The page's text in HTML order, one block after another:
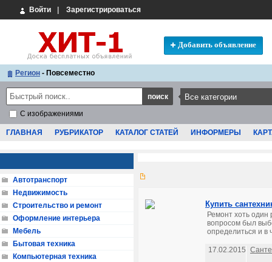
Войти Зарегистрироваться
Добавить объявление
Регион - Повсеместно
С изображениями
ГЛАВНАЯ РУБРИКАТОР КАТАЛОГ СТАТЕЙ ИНФОРМЕРЫ
Купить
Ремонт хоть один
вопросом был
определиться и в
17.02.2015
Автотранспорт
Недвижимость
Строительство и ремонт
Оформление интерьера
Мебель
Бытовая техника
Компьютерная техника